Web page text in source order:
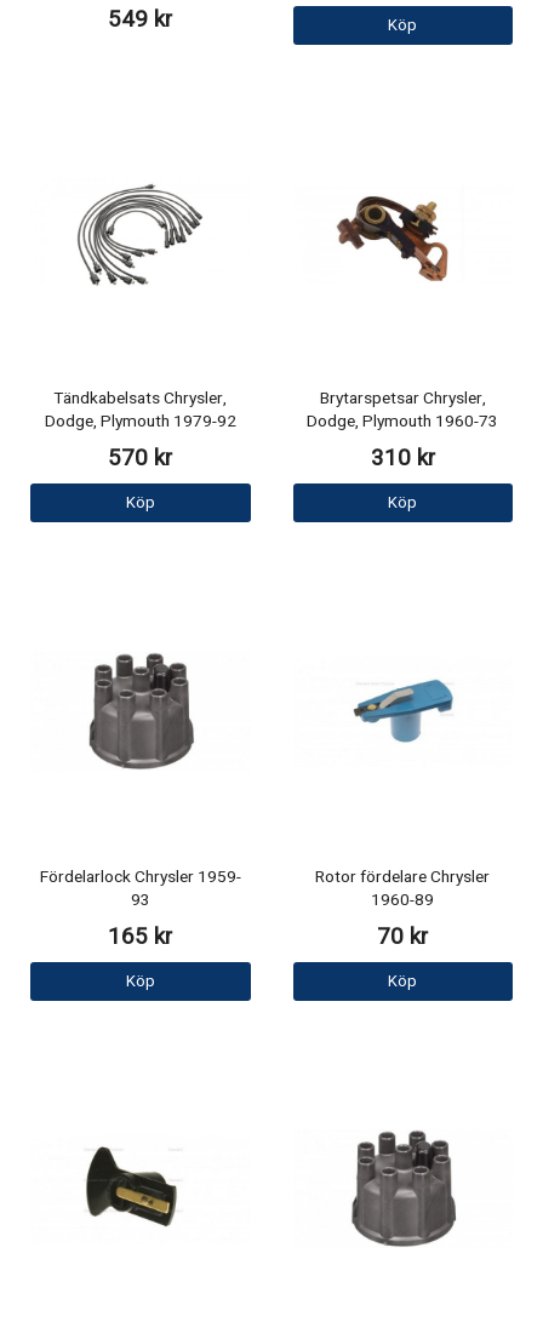
549 kr Köp
Tändkabelsats Chrysler,
Dodge, Plymouth 1979-92
570 kr
Köp
Brytarspetsar Chrysler,
Dodge, Plymouth 1960-73
310 kr
Köp
Fördelarlock Chrysler 1959-
93
165 kr
Köp
Rotor fördelare Chrysler
1960-89
70 kr
Köp